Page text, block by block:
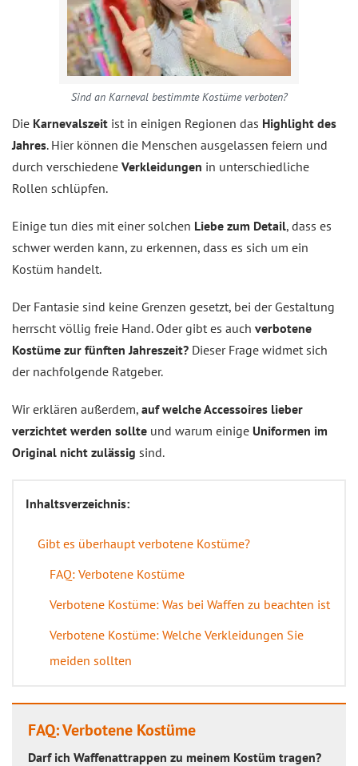
Sind an Karneval bestimmte Kostüme verboten?
Die Karnevalszeit ist in einigen Regionen das Highlight des
Jahres. Hier können die Menschen ausgelassen feiern und
durch verschiedene Verkleidungen in unterschiedliche
Rollen schlüpfen.
Einige tun dies mit einer solchen Liebe zum Detail, dass es
schwer werden kann, zu erkennen, dass es sich um ein
Kostüm handelt.
Der Fantasie sind keine Grenzen gesetzt, bei der Gestaltung
herrscht völlig freie Hand. Oder gibt es auch verbotene
Kostüme zur fünften Jahreszeit? Dieser Frage widmet sich
der nachfolgende Ratgeber.
Wir erklären außerdem, auf welche Accessoires lieber
verzichtet werden sollte und warum einige Uniformen im
Original nicht zulässig sind.
Inhaltsverzeichnis:
Gibt es überhaupt verbotene Kostüme?
FAQ: Verbotene Kostüme
Verbotene Kostüme: Was bei Waffen zu beachten ist
Verbotene Kostüme: Welche Verkleidungen Sie
meiden sollten
FAQ: Verbotene Kostüme
Darf ich Waffenattrappen zu meinem Kostüm tragen?